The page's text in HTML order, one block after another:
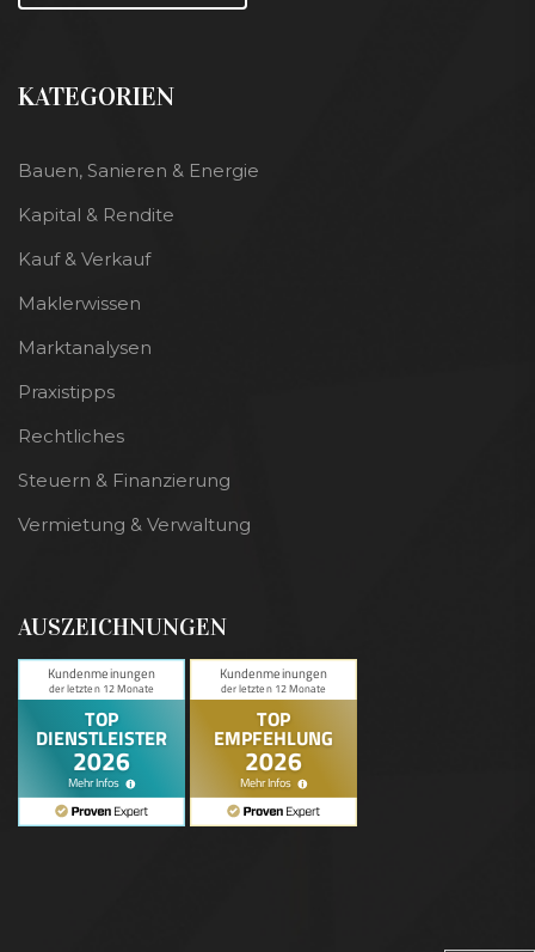
KATEGORIEN
Bauen, Sanieren & Energie
Kapital & Rendite
Kauf & Verkauf
Maklerwissen
Marktanalysen
Praxistipps
Rechtliches
Steuern & Finanzierung
Vermietung & Verwaltung
AUSZEICHNUNGEN